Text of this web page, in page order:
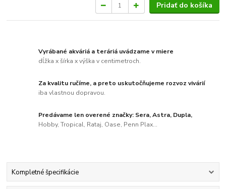
Pridať do košíka
Vyrábané akváriá a teráriá uvádzame v miere
dĺžka x šírka x výška v centimetroch.
Za kvalitu ručíme, a preto uskutočňujeme rozvoz vivárií
iba vlastnou dopravou.
Predávame len overené značky: Sera, Astra, Dupla,
Hobby, Tropical, Rataj, Oase, Penn Plax...
Kompletné špecifikácie